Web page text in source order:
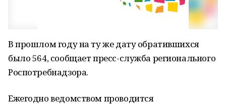
В прошлом году на ту же дату обратившихся
было 564, сообщает пресс-служба регионального
Роспотребнадзора.
Ежегодно ведомством проводится